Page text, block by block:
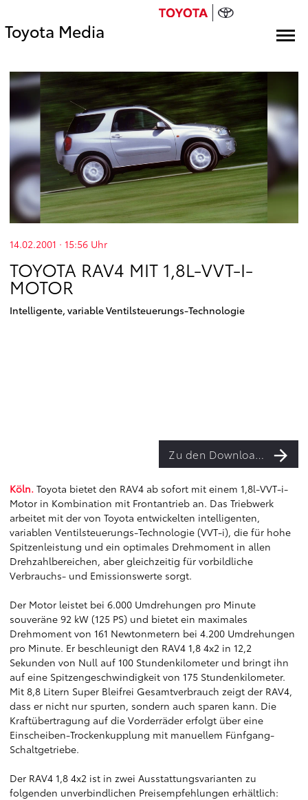
Toyota Media
14.02.2001 · 15:56 Uhr
TOYOTA RAV4 MIT 1,8L-VVT-I-
MOTOR
Intelligente, variable Ventilsteuerungs-Technologie
Zu den Downloads
Köln. Toyota bietet den RAV4 ab sofort mit einem 1,8l-VVT-i-
Motor in Kombination mit Frontantrieb an. Das Triebwerk
arbeitet mit der von Toyota entwickelten intelligenten,
variablen Ventilsteuerungs-Technologie (VVT-i), die für hohe
Spitzenleistung und ein optimales Drehmoment in allen
Drehzahlbereichen, aber gleichzeitig für vorbildliche
Verbrauchs- und Emissionswerte sorgt.
Der Motor leistet bei 6.000 Umdrehungen pro Minute
souveräne 92 kW (125 PS) und bietet ein maximales
Drehmoment von 161 Newtonmetern bei 4.200 Umdrehungen
pro Minute. Er beschleunigt den RAV4 1,8 4x2 in 12,2
Sekunden von Null auf 100 Stundenkilometer und bringt ihn
auf eine Spitzengeschwindigkeit von 175 Stundenkilometer.
Mit 8,8 Litern Super Bleifrei Gesamtverbrauch zeigt der RAV4,
dass er nicht nur spurten, sondern auch sparen kann. Die
Kraftübertragung auf die Vorderräder erfolgt über eine
Einscheiben-Trockenkupplung mit manuellem Fünfgang-
Schaltgetriebe.
Der RAV4 1,8 4x2 ist in zwei Ausstattungsvarianten zu
folgenden unverbindlichen Preisempfehlungen erhältlich: